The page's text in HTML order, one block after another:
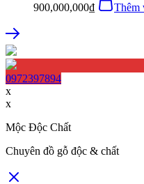
900,000,000₫ Thêm
0972397894
x
x
Mộc Độc Chất
Chuyên đồ gỗ độc & chất